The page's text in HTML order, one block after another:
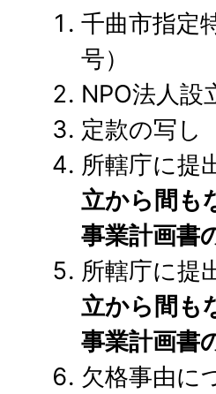
千曲市指定
号）
NPO法人設
定款の写し
所轄庁に提
立から間も
事業計画書
所轄庁に提
立から間も
事業計画書
欠格事由に